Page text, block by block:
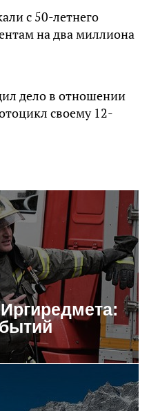
с 50-летнего
на два миллиона
дело в отношении
своему 12-